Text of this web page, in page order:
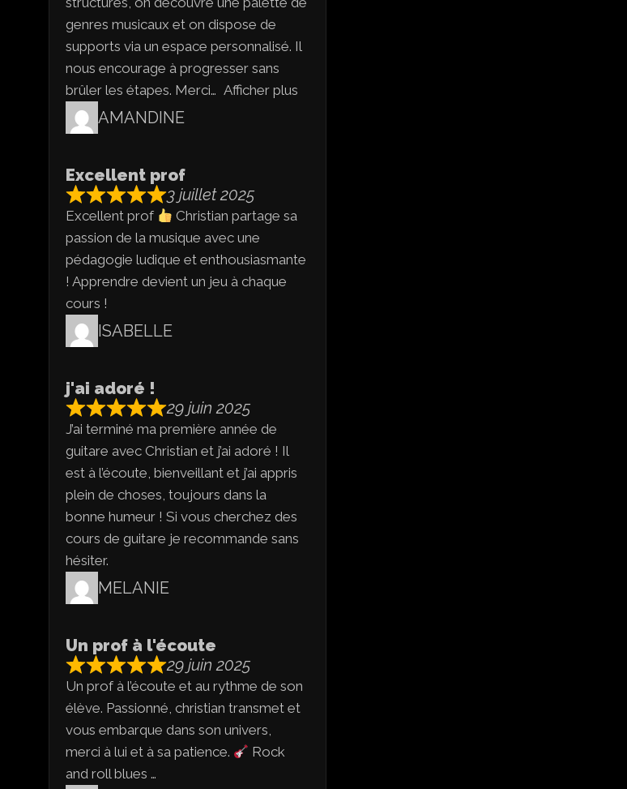
genres musicaux et on dispose de
supports via un espace personnalisé. Il
nous encourage à progresser sans
brûler les étapes. Merci
Afficher plus
AMANDINE
Excellent prof
3 juillet 2025
Excellent prof
Christian partage sa
passion de la musique avec une
pédagogie ludique et enthousiasmante
! Apprendre devient un jeu à chaque
cours !
ISABELLE
j'ai adoré !
29 juin 2025
J’ai terminé ma première année de
guitare avec Christian et j’ai adoré ! Il
est à l’écoute, bienveillant et j’ai appris
plein de choses, toujours dans la
bonne humeur ! Si vous cherchez des
cours de guitare je recommande sans
hésiter.
MELANIE
Un prof à l'écoute
29 juin 2025
Un prof à l’écoute et au rythme de son
élève. Passionné, christian transmet et
vous embarque dans son univers,
merci à lui et à sa patience.
Rock
and roll blues …